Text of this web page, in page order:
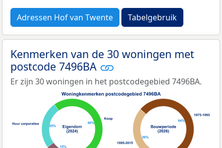
Adressen Hof van Twente Tabelgebruik
Kenmerken van de 30 woningen met
postcode 7496BA
Er zijn 30 woningen in het postcodegebied 7496BA.